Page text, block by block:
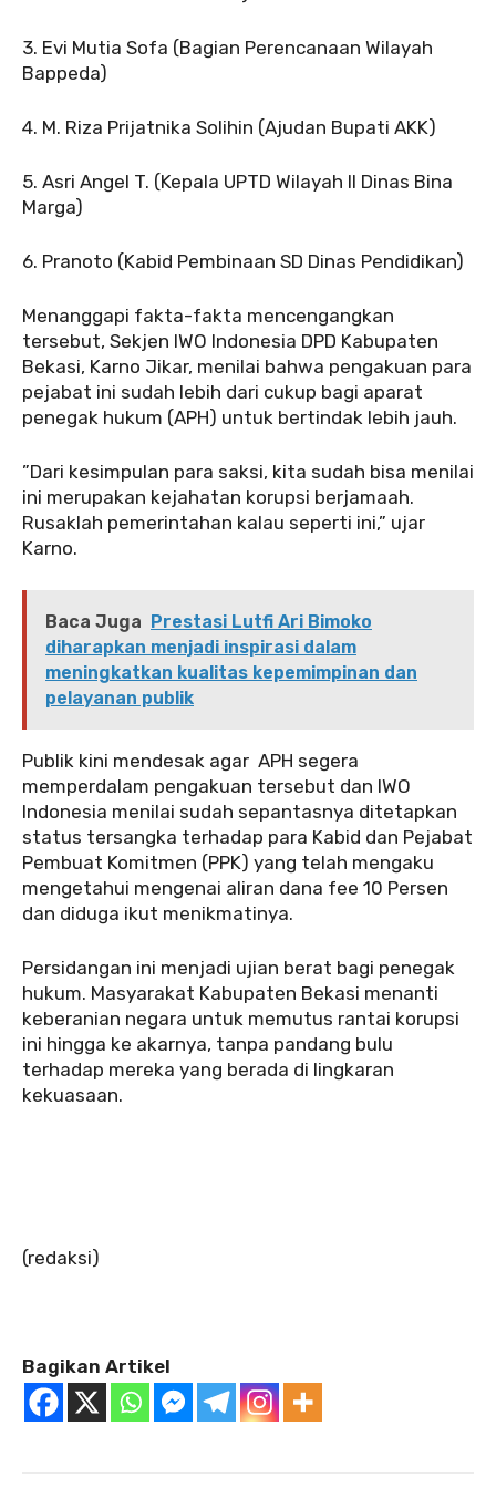
‎3. Evi Mutia Sofa (Bagian Perencanaan Wilayah
Bappeda)
‎4. M. Riza Prijatnika Solihin (Ajudan Bupati AKK)
‎5. Asri Angel T. (Kepala UPTD Wilayah II Dinas Bina
Marga)
‎6. Pranoto (Kabid Pembinaan SD Dinas Pendidikan)
‎‎Menanggapi fakta-fakta mencengangkan
tersebut, Sekjen IWO Indonesia DPD Kabupaten
Bekasi, Karno Jikar, menilai bahwa pengakuan para
pejabat ini sudah lebih dari cukup bagi aparat
penegak hukum (APH) untuk bertindak lebih jauh.
‎‎”Dari kesimpulan para saksi, kita sudah bisa menilai
ini merupakan kejahatan korupsi berjamaah.
Rusaklah pemerintahan kalau seperti ini,” ujar
Karno.
Baca Juga Prestasi Lutfi Ari Bimoko
diharapkan menjadi inspirasi dalam
meningkatkan kualitas kepemimpinan dan
pelayanan publik
‎‎Publik kini mendesak agar APH segera
memperdalam pengakuan tersebut dan IWO
Indonesia menilai sudah sepantasnya ditetapkan
status tersangka terhadap para Kabid dan Pejabat
Pembuat Komitmen (PPK) yang telah mengaku
mengetahui mengenai aliran dana fee 10 Persen
dan diduga ikut menikmatinya.
‎‎Persidangan ini menjadi ujian berat bagi penegak
hukum. Masyarakat Kabupaten Bekasi menanti
keberanian negara untuk memutus rantai korupsi
ini hingga ke akarnya, tanpa pandang bulu
terhadap mereka yang berada di lingkaran
kekuasaan.
‎(redaksi)
Bagikan Artikel